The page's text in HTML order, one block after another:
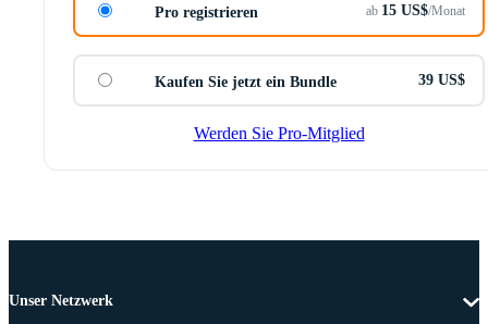
Pro registrieren ab 15 US$/Monat
Kaufen Sie jetzt ein Bundle 39 US$
Werden Sie Pro-Mitglied
Unser Netzwerk